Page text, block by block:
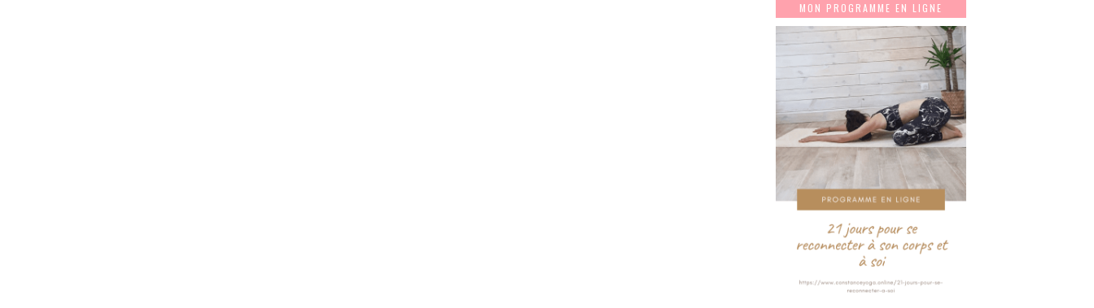
MON PROGRAMME EN LIGNE